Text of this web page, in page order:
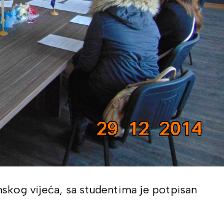
vijeća, sa studentima je potpisan